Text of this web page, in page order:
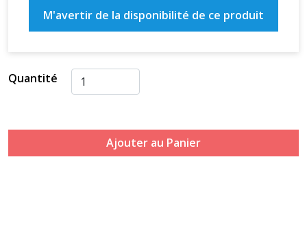
M'avertir de la disponibilité de ce produit
Quantité
Ajouter au Panier